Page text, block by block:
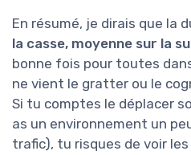
En résumé, je dirais que la
la casse, moyenne sur la
bonne fois pour toutes
ne vient le gratter ou le
Si tu comptes le déplacer
as un environnement un
trafic), tu risques de voir